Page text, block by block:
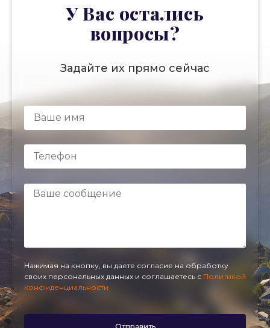
У Вас остались
вопросы?
Задайте их прямо сейчас
Нажимая на кнопку, вы даете согласие на обработку
своих персональных данных и соглашаетесь с Политикой
конфиденциальности